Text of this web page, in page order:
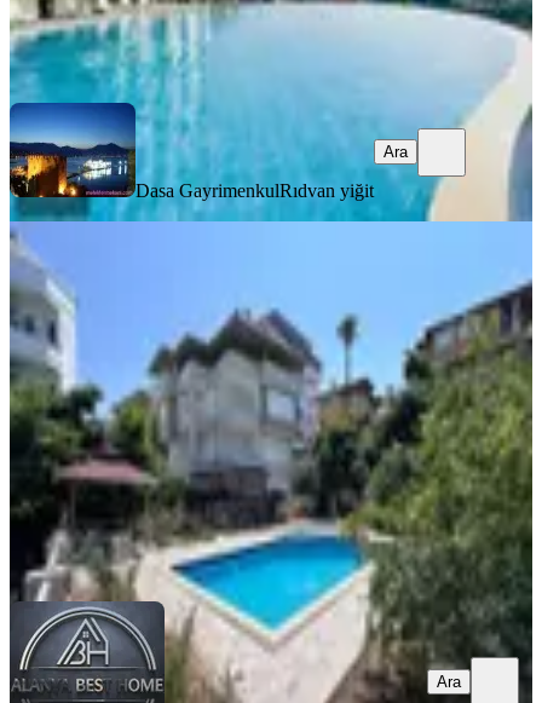
Dasa GayrimenkulRıdvan yiğit
Ara
Dasa GayrimenkulRıdvan yiğit
Ara
YENİ
Alanya, Kestel Mahallesi
3+1·145 m² ·1. Kat· 08.08.2026
30.000 ₺
Alanya Best Home AVNİ ZEREY
Ara
Ara